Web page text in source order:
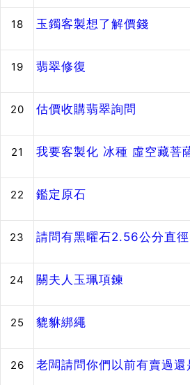
18 玉鐲客製想了解價錢
19 翡翠修復
20 估價收購翡翠詢問
21 我要客製化 冰種 虛空藏菩
22 鑑定原石
23 請問有黑曜石2.56公分直
24 關夫人玉珮項鍊
25 貔貅綁繩
26 老闆請問你們以前有賣過